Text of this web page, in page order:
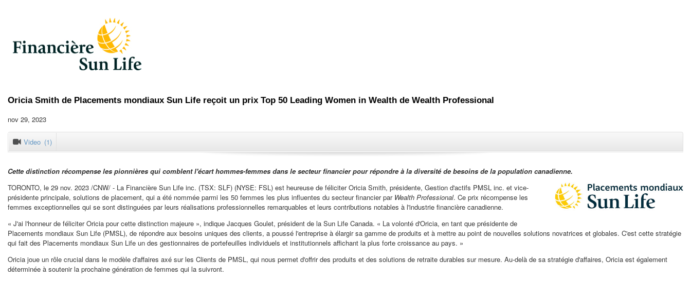
Oricia Smith de Placements mondiaux Sun Life reçoit un prix Top 50 Leading Women in Wealth de Wealth Professional
nov 29, 2023
Video (1)
Cette distinction récompense les pionnières qui comblent l'écart hommes-femmes dans le secteur financier pour répondre à la diversité de besoins de la population canadienne.
TORONTO, le 29 nov. 2023 /CNW/ - La Financière Sun Life inc. (TSX: SLF) (NYSE: FSL) est heureuse de féliciter Oricia Smith, présidente, Gestion d'actifs PMSL inc. et vice-
présidente principale, solutions de placement, qui a été nommée parmi les 50 femmes les plus influentes du secteur financier par Wealth Professional. Ce prix récompense les
femmes exceptionnelles qui se sont distinguées par leurs réalisations professionnelles remarquables et leurs contributions notables à l'industrie financière canadienne.
« J'ai l'honneur de féliciter Oricia pour cette distinction majeure », indique Jacques Goulet, président de la Sun Life Canada. « La volonté d'Oricia, en tant que présidente de
Placements mondiaux Sun Life (PMSL), de répondre aux besoins uniques des clients, a poussé l'entreprise à élargir sa gamme de produits et à mettre au point de nouvelles solutions novatrices et globales. C'est cette stratégie
qui fait des Placements mondiaux Sun Life un des gestionnaires de portefeuilles individuels et institutionnels affichant la plus forte croissance au pays. »
Oricia joue un rôle crucial dans le modèle d'affaires axé sur les Clients de PMSL, qui nous permet d'offrir des produits et des solutions de retraite durables sur mesure. Au-delà de sa stratégie d'affaires, Oricia est également
déterminée à soutenir la prochaine génération de femmes qui la suivront.